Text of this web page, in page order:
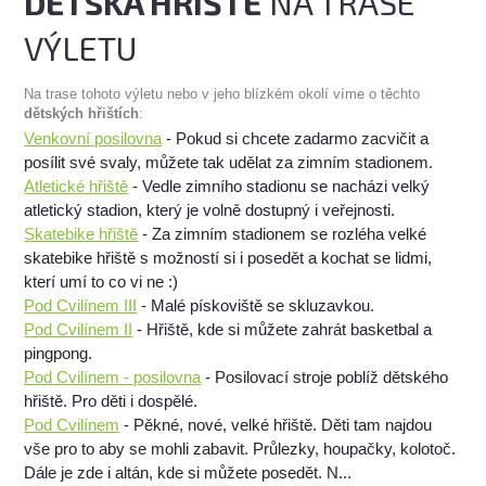
VÝLETU
Na trase tohoto výletu nebo v jeho blízkém okolí víme o těchto
dětských hřištích:
Venkovní posilovna - Pokud si chcete zadarmo zacvičit a
posílit své svaly, můžete tak udělat za zimním stadionem.
Atletické hřiště - Vedle zimního stadionu se nacházi velký
atletický stadion, který je volně dostupný i veřejnosti.
Skatebike hřiště - Za zimním stadionem se rozléha velké
skatebike hřiště s možností si i posedět a kochat se lidmi,
kterí umí to co vi ne :)
Pod Cvilínem III - Malé pískoviště se skluzavkou.
Pod Cvilínem II - Hřiště, kde si můžete zahrát basketbal a
pingpong.
Pod Cvilínem - posilovna - Posilovací stroje poblíž dětského
hřiště. Pro děti i dospělé.
Pod Cvilínem - Pěkné, nové, velké hřiště. Děti tam najdou
vše pro to aby se mohli zabavit. Průlezky, houpačky, kolotoč.
Dále je zde i altán, kde si můžete posedět. N...